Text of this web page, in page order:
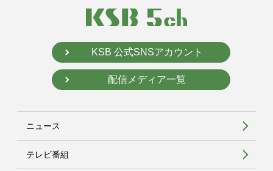
KSB 公式SNSアカウント
配信メディア一覧
ニュース
テレビ番組